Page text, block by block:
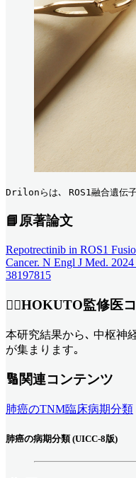
Drilonらは､ ROS1融合遺伝子
📘原著論文
Repotrectinib in ROS1
Cancer. N Engl J Med.
38197815
👨‍⚕️HOKUTO監修医
本研究結果から､ 中枢神
が集まります｡
🔢関連コンテンツ
肺癌のTNM臨床病期分類
肺癌の病期分類 (UICC-8版)